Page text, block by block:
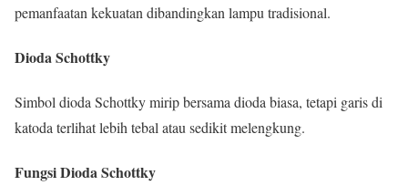
pemanfaatan kekuatan dibandingkan lampu tradisional.
Dioda Schottky
Simbol dioda Schottky mirip bersama dioda biasa, tetapi garis di
katoda terlihat lebih tebal atau sedikit melengkung.
Fungsi Dioda Schottky